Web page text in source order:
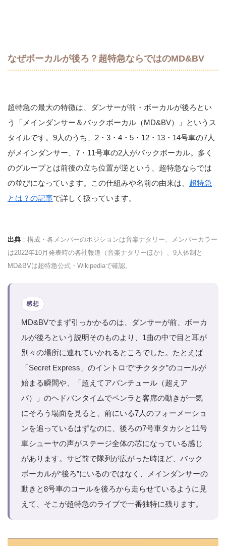
なぜボーカルが後ろ？超特急ならではのMD&BV
超特急の最大の特徴は、ダンサーが前・ボーカルが後ろとい
う「メインダンサー＆バックボーカル（MD&BV）」というス
タイルです。9人のうち、2・3・4・5・12・13・14号車の7人
がメインダンサー、7・11号車の2人がバックボーカル。多く
のグループとは前後の立ち位置が逆という、超特急ならでは
の並びになっています。この仕組みや名前の由来は、 超特急
とは？の記事で詳しく扱っています。
出典 ：構成・各メンバーのポジションは音楽ナタリー、メンバーカラー
は2022年10月発表時の各社報道（音楽ナタリーほか）、9人体制と
MD&BVは超特急公式・Wikipediaで確認。
感想
MD&BVでまず引っかかるのは、ダンサーが前、ボーカ
ルが後ろという説明そのものより、1曲の中で目と耳が
別々の場所に連れていかれるところでした。たとえば
「Secret Express」のイントロで“チクタク”のコールが
始まる瞬間や、「超えてアバンチュール（超えア
バ）」のヘドバンタイムでペンラと客席の動きが一気
にそろう場面を見ると、前にいる7人のフォーメーショ
ンを追っているはずなのに、後ろの7号車タカシと11号
車シューヤの声がステージ全体の芯になっている感じ
があります。サビ前で隊列が広がった時ほど、バック
ボーカルが“後ろ”にいるのではなく、メインダンサーの
動きと8号車のコールを後ろから走らせているように見
えて、そこが超特急のライブで一番独特に残ります。